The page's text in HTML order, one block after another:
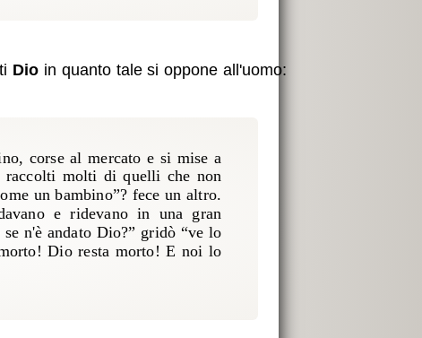
Dioin quanto tale si oppone all'uomo:
corse al mercato e si mise a
raccolti molti di quelli che non
un bambino”? fece un altro.
e ridevano in una gran
n'è andato Dio?” gridò “ve lo
Dio resta morto! E noi lo